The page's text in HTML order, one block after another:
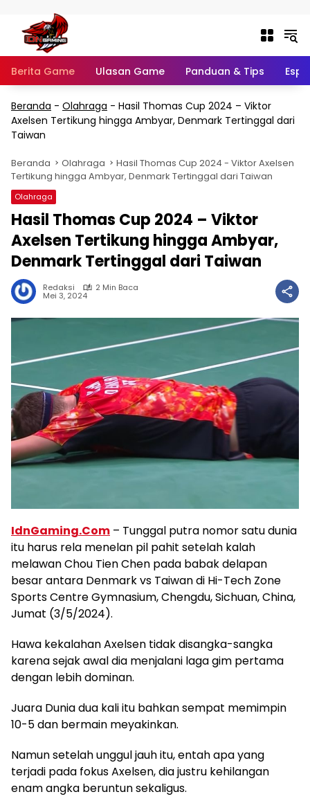
Berita Game Ulasan Game Panduan & Tips
Beranda - Olahraga - Hasil Thomas Cup 2024 – Viktor
Axelsen Tertikung hingga Ambyar, Denmark Tertinggal dari
Taiwan
Beranda Olahraga
Hasil Thomas Cup 2024 - Viktor Axelsen
Tertikung hingga Ambyar, Denmark Tertinggal dari Taiwan
Olahraga
Hasil Thomas Cup 2024 – Viktor
Axelsen Tertikung hingga Ambyar,
Denmark Tertinggal dari Taiwan
Redaksi 2 Min Baca
Mei 3, 2024
IdnGaming.Com – Tunggal putra nomor satu dunia
itu harus rela menelan pil pahit setelah kalah
melawan Chou Tien Chen pada babak delapan
besar antara Denmark vs Taiwan di Hi-Tech Zone
Sports Centre Gymnasium, Chengdu, Sichuan, China,
Jumat (3/5/2024).
Hawa kekalahan Axelsen tidak disangka-sangka
karena sejak awal dia menjalani laga gim pertama
dengan lebih dominan.
Juara Dunia dua kali itu bahkan sempat memimpin
10-5 dan bermain meyakinkan.
Namun setelah unggul jauh itu, entah apa yang
terjadi pada fokus Axelsen, dia justru kehilangan
enam angka beruntun sekaligus.